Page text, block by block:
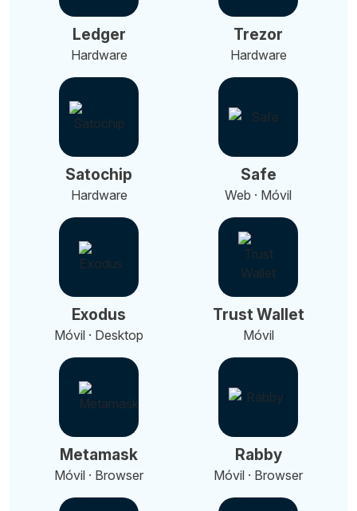
Ledger
Hardware
Trezor
Hardware
Satochip
Hardware
Safe
Web · Móvil
Exodus
Móvil · Desktop
Trust Wallet
Móvil
Metamask
Móvil · Browser
Rabby
Móvil · Browser